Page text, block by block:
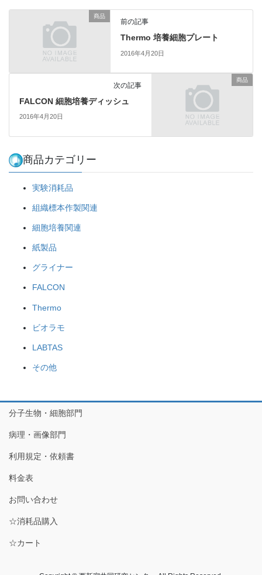
商品
前の記事
Thermo 培養細胞プレート
2016年4月20日
商品
次の記事
FALCON 細胞培養ディッシュ
2016年4月20日
商品カテゴリー
実験消耗品
組織標本作製関連
細胞培養関連
紙製品
グライナー
FALCON
Thermo
ビオラモ
LABTAS
その他
分子生物・細胞部門
病理・画像部門
利用規定・依頼書
料金表
お問い合わせ
☆消耗品購入
☆カート